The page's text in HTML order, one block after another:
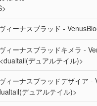
ィーナスブラッド -
ィーナスブラッドキメラ -
デュアルテイル)>
ィーナスブラッドデザイア -
デュアルテイル)>